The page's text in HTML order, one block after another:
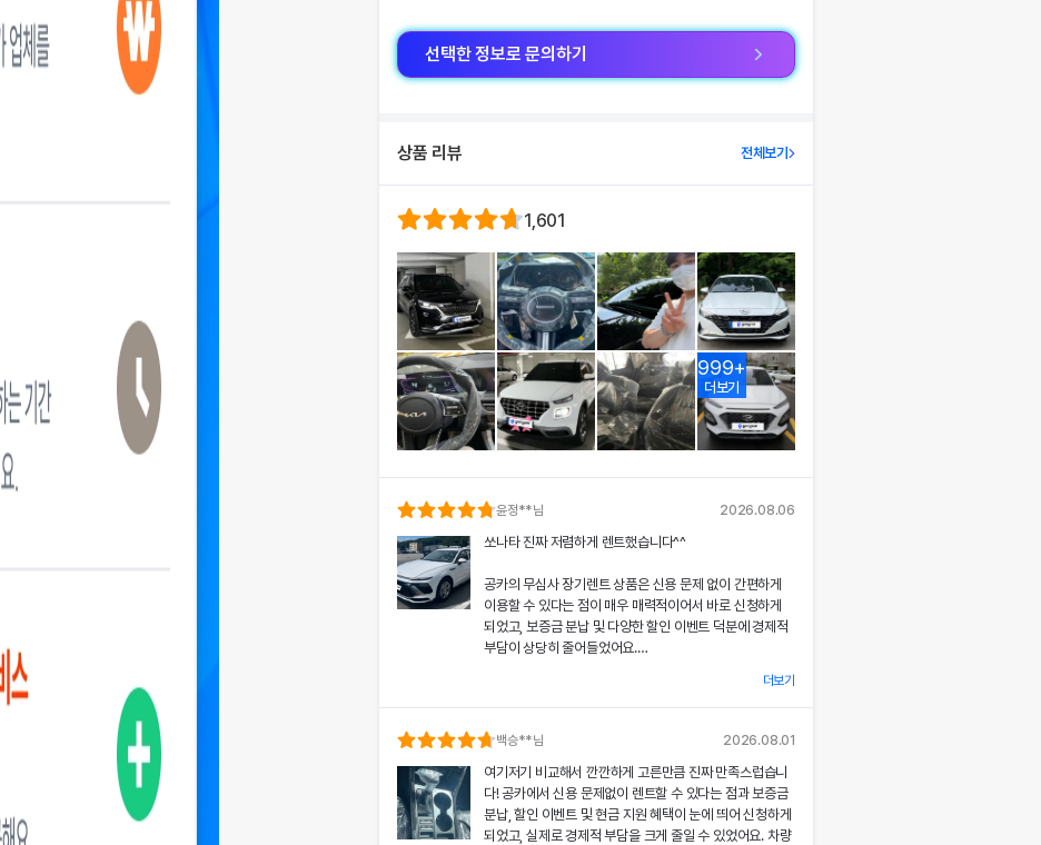
선택한 정보로 문의하기
상품 리뷰 전체보기
1,601
999+
더보기
윤정**님 2026.08.06
쏘나타 진짜 저렴하게 렌트했습니다^^
공카의 무심사 장기렌트 상품은 신용 문제 없이 간편하게
이용할 수 있다는 점이 매우 매력적이어서 바로 신청하게
되었고, 보증금 분납 및 다양한 할인 이벤트 덕분에 경제적
부담이 상당히 줄어들었어요.
차량 인수 시 장민혁 담당자님께서 친절하고 꼼꼼하게 신차
의 상태와 각종 기능에 대해 설명해주셔서, 처음 이용하는
분들도 부담 없이 서비스를 체험할 수 있었어요.
공카의 본부 직거래 시스템으로 중간 마진 없이 합리적인
렌트료를 제공받았고, 즉시 출고되는 신차 덕분에 긴급 상
황에서도 차질 없이 차량을 이용할 수 있었던 점이 특히 인
상 깊었어요.
더보기
백승**님 2026.08.01
여기저기 비교해서 깐깐하게 고른만큼 진짜 만족스럽습니
다! 공카에서 신용 문제없이 렌트할 수 있다는 점과 보증금
분납, 할인 이벤트 및 현금 지원 혜택이 눈에 띄어 신청하게
되었고, 실제로 경제적 부담을 크게 줄일 수 있었어요. 차량